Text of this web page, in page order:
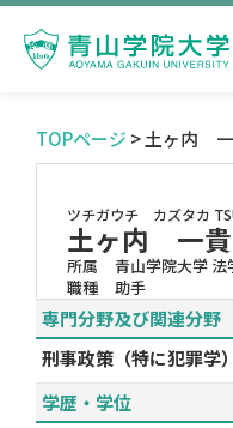
TOPページ > 土ヶ内
ツチガウチ カズタカ
土ヶ内 一貴
所属
青山学院大学 法
職種
助手
専門分野及び関連分野
刑事政策（特に犯罪学
学歴・学位